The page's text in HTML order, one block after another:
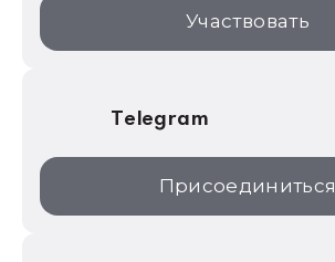
Участвовать
Telegram
Присоединиться